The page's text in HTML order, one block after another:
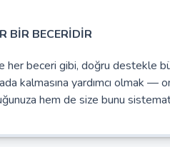
BİR BECERİDİR
beceri gibi, doğru destekle
kalmasına yardımcı olmak —
hem de size bunu